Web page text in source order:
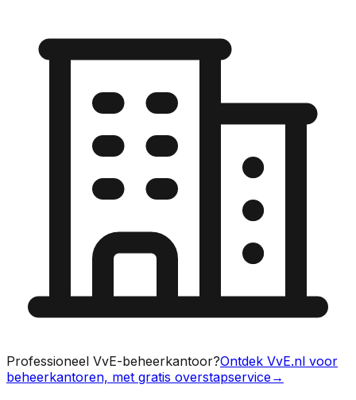
Professioneel VvE-beheerkantoor?Ontdek VvE.nl voor
beheerkantoren, met gratis overstapservice→